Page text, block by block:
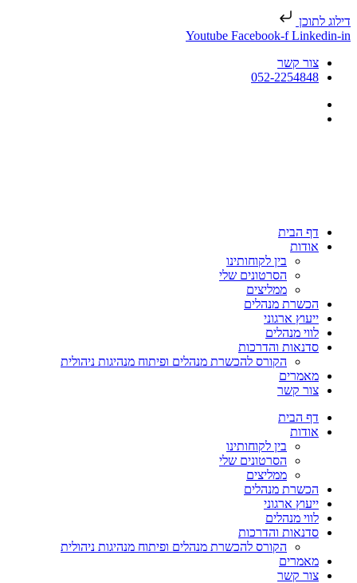
דילוג לתוכן
Youtube Facebook-f Linkedin-in
צור קשר
052-2254848
דף הבית
אודות
בין לקוחותינו
הסרטונים שלי
ממליצים
הכשרת מנהלים
ייעוץ ארגוני
לווי מנהלים
סדנאות והדרכות
הקורס להכשרת מנהלים ופיתוח מנהיגות ניהולית
מאמרים
צור קשר
דף הבית
אודות
בין לקוחותינו
הסרטונים שלי
ממליצים
הכשרת מנהלים
ייעוץ ארגוני
לווי מנהלים
סדנאות והדרכות
הקורס להכשרת מנהלים ופיתוח מנהיגות ניהולית
מאמרים
צור קשר